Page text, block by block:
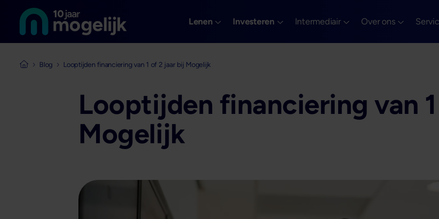
Overslaan en naar de inhoud gaan
Naar de homepage van
Lenen Investeren Intermediair Over ons
Naar de homepage van Mogelijk Vastgoedfinancieringen
Blog Looptijden financiering van 1 of 2 jaar bij Mogelijk
Looptijden financiering van
Mogelijk